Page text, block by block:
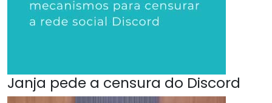
Janja pede a censura do Discord